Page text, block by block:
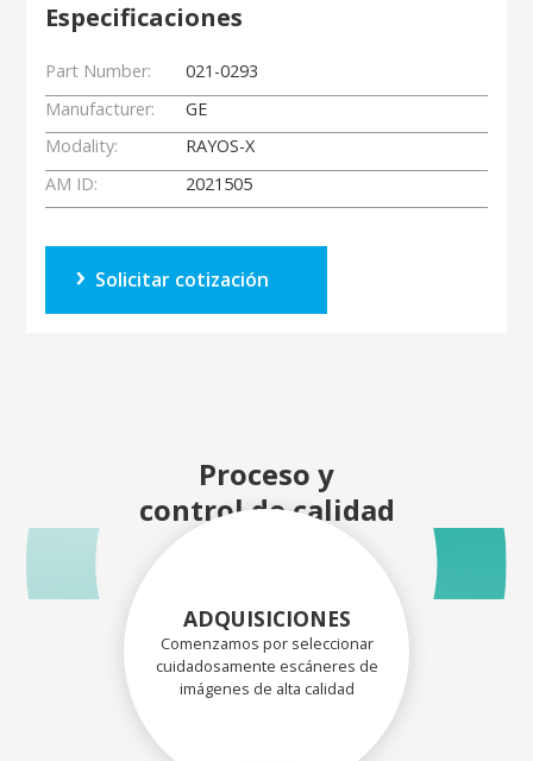
Especificaciones
Part Number:
021-0293
Manufacturer:
GE
Modality:
RAYOS-X
AM ID:
2021505
Solicitar cotización
Proceso y
control de calidad
ADQUISICIONES
Comenzamos por seleccionar
cuidadosamente escáneres de
imágenes de alta calidad